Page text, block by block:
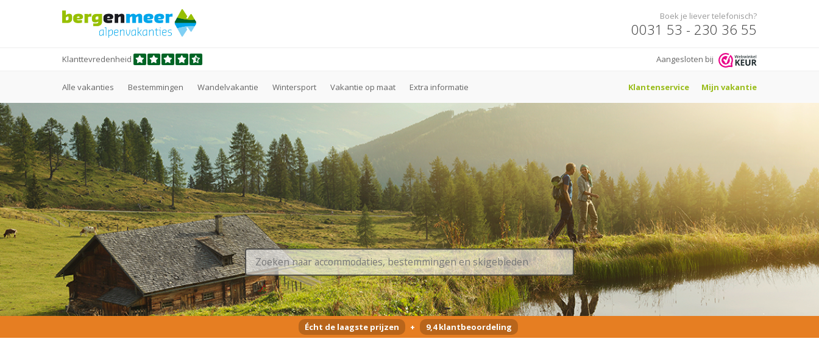
Boek je liever telefonisch?
0031 53 - 230 36 55
Klanttevredenheid Aangesloten bij
Alle vakanties Bestemmingen Wandelvakantie Wintersport Vakantie op maat Extra informatie Klantenservice Mijn vakantie
Écht de laagste prijzen + 9,4 klantbeoordeling